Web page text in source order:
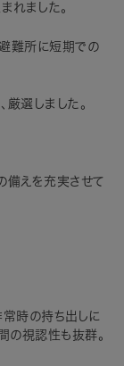
れました。
避難所に短期での
厳選しました。
備えを充実させて
時の持ち出しに
の視認性も抜群。